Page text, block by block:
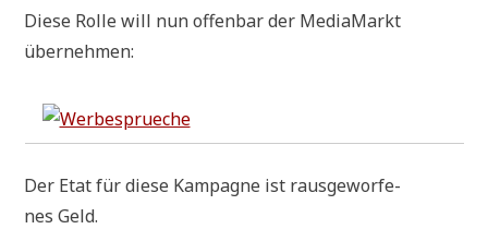
Die­se Rol­le will nun offen­bar der Media­Markt
übernehmen:
Der Etat für die­se Kam­pa­gne ist raus­ge­wor­fe­
nes Geld.